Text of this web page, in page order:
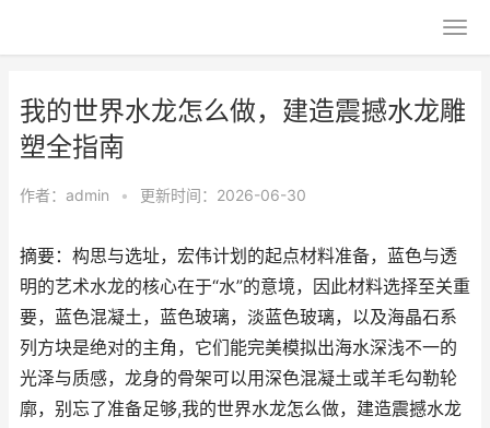
我的世界水龙怎么做，建造震撼水龙雕
塑全指南
作者： admin • 更新时间：2026-06-30
摘要：构思与选址，宏伟计划的起点材料准备，蓝色与透
明的艺术水龙的核心在于“水”的意境，因此材料选择至关重
要，蓝色混凝土，蓝色玻璃，淡蓝色玻璃，以及海晶石系
列方块是绝对的主角，它们能完美模拟出海水深浅不一的
光泽与质感，龙身的骨架可以用深色混凝土或羊毛勾勒轮
廓，别忘了准备足够,我的世界水龙怎么做，建造震撼水龙